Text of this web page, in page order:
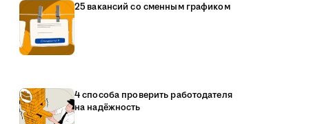
25 вакансий со сменным графиком
4 способа проверить работодателя
на надёжность